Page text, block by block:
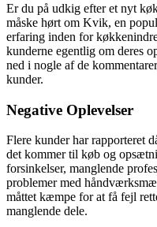
Er du på udkig efter et nyt
måske hørt om Kvik, en
erfaring inden for
kunderne egentlig om deres
ned i nogle af de
kunder.
Negative Oplevelser
Flere kunder har rapporteret
det kommer til køb og
forsinkelser, manglende
problemer med
måttet kæmpe for at få fejl
manglende dele.